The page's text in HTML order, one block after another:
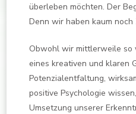
überleben möchten. Der
Denn wir haben kaum
Obwohl wir mittlerweile so
eines kreativen und klaren
Potenzialentfaltung,
positive Psychologie
Umsetzung unserer